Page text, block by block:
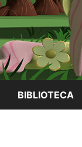
BIBLIOTECA